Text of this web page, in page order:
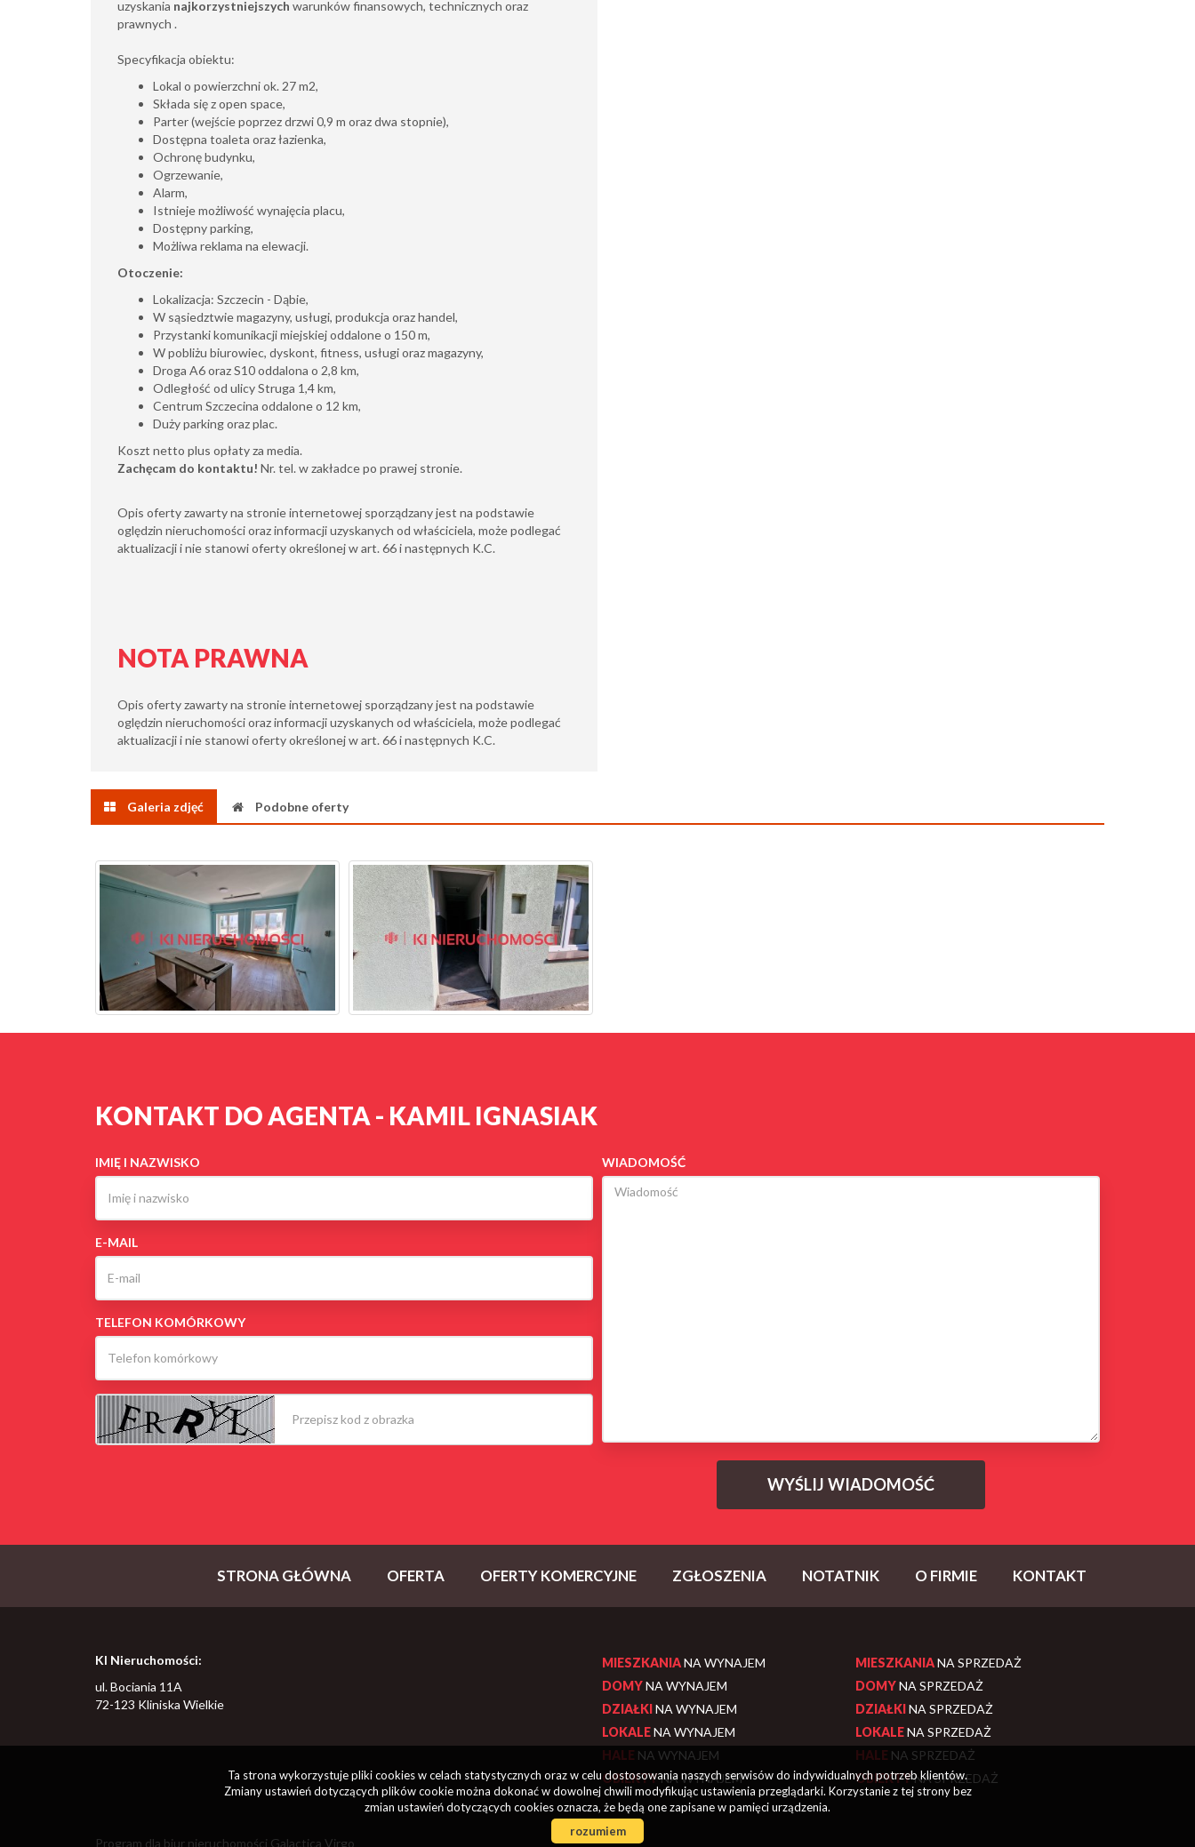
uzyskania najkorzystniejszych warunków finansowych, technicznych oraz
prawnych .
Specyfikacja obiektu:
Lokal o powierzchni ok. 27 m2,
Składa się z open space,
Parter (wejście poprzez drzwi 0,9 m oraz dwa stopnie),
Dostępna toaleta oraz łazienka,
Ochronę budynku,
Ogrzewanie,
Alarm,
Istnieje możliwość wynajęcia placu,
Dostępny parking,
Możliwa reklama na elewacji.
Otoczenie:
Lokalizacja: Szczecin - Dąbie,
W sąsiedztwie magazyny, usługi, produkcja oraz handel,
Przystanki komunikacji miejskiej oddalone o 150 m,
W pobliżu biurowiec, dyskont, fitness, usługi oraz magazyny,
Droga A6 oraz S10 oddalona o 2,8 km,
Odległość od ulicy Struga 1,4 km,
Centrum Szczecina oddalone o 12 km,
Duży parking oraz plac.
Koszt netto plus opłaty za media.
Zachęcam do kontaktu! Nr. tel. w zakładce po prawej stronie.
Opis oferty zawarty na stronie internetowej sporządzany jest na podstawie
oględzin nieruchomości oraz informacji uzyskanych od właściciela, może podlegać
aktualizacji i nie stanowi oferty określonej w art. 66 i następnych K.C.
NOTA PRAWNA
Opis oferty zawarty na stronie internetowej sporządzany jest na podstawie
oględzin nieruchomości oraz informacji uzyskanych od właściciela, może podlegać
aktualizacji i nie stanowi oferty określonej w art. 66 i następnych K.C.
Galeria zdjęć Podobne oferty
KONTAKT DO AGENTA - KAMIL IGNASIAK
IMIĘ I NAZWISKO
E-MAIL
TELEFON KOMÓRKOWY
WIADOMOŚĆ
STRONA GŁÓWNA OFERTA OFERTY KOMERCYJNE ZGŁOSZENIA NOTATNIK O FIRMIE KONTAKT
KI Nieruchomości:
ul. Bociania 11A
72-123 Kliniska Wielkie
MIESZKANIANA WYNAJEM
DOMYNA WYNAJEM
DZIAŁKINA WYNAJEM
LOKALENA WYNAJEM
HALE NA WYNAJEM
OBIEKTYNA WYNAJEM
MIESZKANIANA SPRZEDAŻ
DOMYNA SPRZEDAŻ
DZIAŁKINA SPRZEDAŻ
LOKALENA SPRZEDAŻ
HALE NA SPRZEDAŻ
OBIEKTYNA SPRZEDAŻ
Program dla biur nieruchomości Galactica Virgo
Ta strona wykorzystuje pliki cookies w celach statystycznych oraz w celu dostosowania naszych serwisów do indywidualnych potrzeb klientów.
Zmiany ustawień dotyczących plików cookie można dokonać w dowolnej chwili modyfikując ustawienia przeglądarki. Korzystanie z tej strony bez
zmian ustawień dotyczących cookies oznacza, że będą one zapisane w pamięci urządzenia.
rozumiem